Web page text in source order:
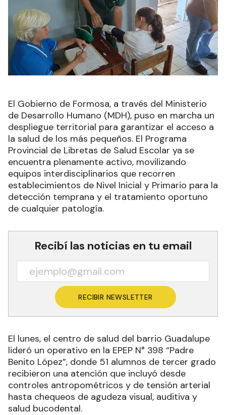
El Gobierno de Formosa, a través del Ministerio
de Desarrollo Humano (MDH), puso en marcha un
despliegue territorial para garantizar el acceso a
la salud de los más pequeños. El Programa
Provincial de Libretas de Salud Escolar ya se
encuentra plenamente activo, movilizando
equipos interdisciplinarios que recorren
establecimientos de Nivel Inicial y Primario para la
detección temprana y el tratamiento oportuno
de cualquier patología.
Recibí las noticias en tu email
RECIBIR NEWSLETTER
El lunes, el centro de salud del barrio Guadalupe
lideró un operativo en la EPEP N° 398 “Padre
Benito López”, donde 51 alumnos de tercer grado
recibieron una atención que incluyó desde
controles antropométricos y de tensión arterial
hasta chequeos de agudeza visual, auditiva y
salud bucodental.